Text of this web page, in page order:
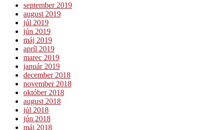
september 2019
august 2019
júl 2019
jún 2019
máj 2019
apríl 2019
marec 2019
január 2019
december 2018
november 2018
október 2018
august 2018
júl 2018
jún 2018
máj 2018